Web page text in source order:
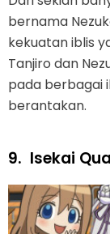
bernama
kekuatan iblis
Tanjiro dan
pada berbagai
berantakan.
9. Isekai